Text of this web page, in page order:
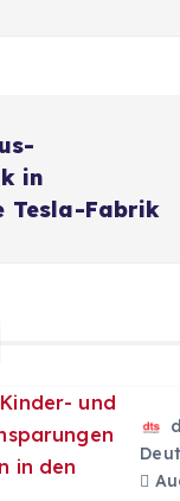
in
Tesla-Fabrik